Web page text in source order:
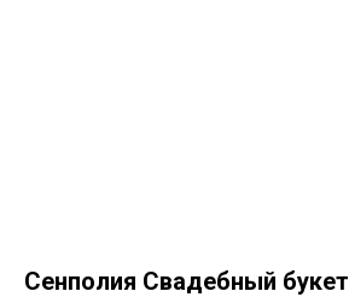
Сенполия Свадебный букет